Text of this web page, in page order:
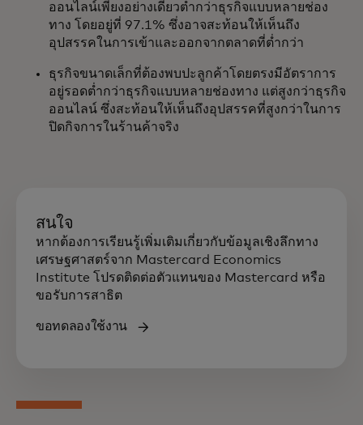
ออนไลน์เพียงอย่างเดียวต่ำกว่าธุรกิจแบบหลายช่อง
ทาง โดยอยู่ที่ 97.1% ซึ่งอาจสะท้อนให้เห็นถึง
อุปสรรคในการเข้าและออกจากตลาดที่ต่ำกว่า
ธุรกิจขนาดเล็กที่ต้องพบปะลูกค้าโดยตรงมีอัตราการ
อยู่รอดต่ำกว่าธุรกิจแบบหลายช่องทาง แต่สูงกว่าธุรกิจ
ออนไลน์ ซึ่งสะท้อนให้เห็นถึงอุปสรรคที่สูงกว่าในการ
ปิดกิจการในร้านค้าจริง
สนใจ
หากต้องการเรียนรู้เพิ่มเติมเกี่ยวกับข้อมูลเชิงลึกทาง
เศรษฐศาสตร์จาก Mastercard Economics
Institute โปรดติดต่อตัวแทนของ Mastercard หรือ
ขอรับการสาธิต
ขอทดลองใช้งาน